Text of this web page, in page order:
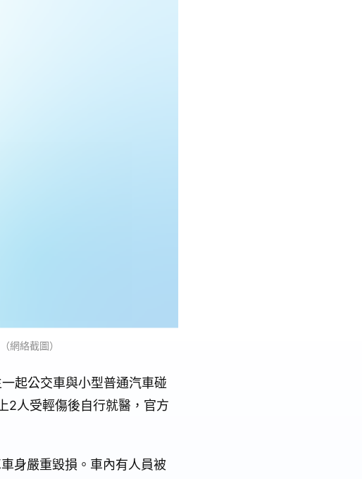
網絡截圖）
起公交車與小型普通汽車碰
2人受輕傷後自行就醫，官方
身嚴重毀損。車內有人員被